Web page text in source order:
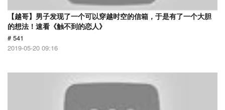
【越哥】男子发现了一个可以穿越时空的信箱，于是有了一个大胆
的想法！速看《触不到的恋人》
# 541
2019-05-20 09:16